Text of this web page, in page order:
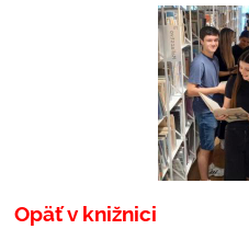
Opäť v knižnici